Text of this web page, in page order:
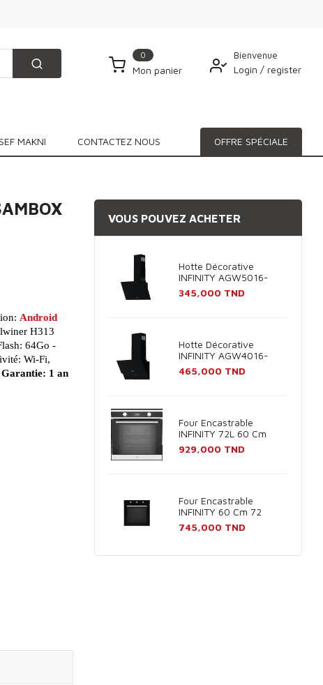
0
Mon panier
Bienvenue
Login/ register
MAKNI CONTACTEZ NOUS OFFRE SPÉCIALE
Android
H313
64Go -
Wi-Fi,
Garantie: 1 an
VOUS POUVEZ ACHETER
Hotte Décorative
INFINITY AGW5016-
60B 60cm - Noir
Prix
345,000 TND
Hotte Décorative
INFINITY AGW4016-
60B 60cm - Noir
Prix
465,000 TND
Four Encastrable
INFINITY 72L 60 Cm
Inox
Prix
929,000 TND
Four Encastrable
INFINITY 60 Cm 72
Litres Noir
Prix
745,000 TND